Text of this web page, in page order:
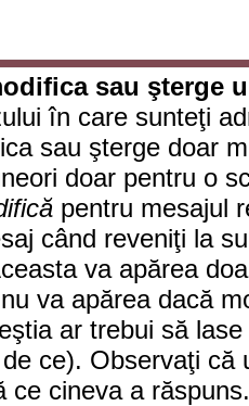
sau şterge
în care sunteţi
sau şterge doar
doar pentru o
pentru mesajul
când reveniţi la
va apărea
va apărea dacă
ar trebui să
ce). Observaţi că
ce cineva a răspuns.